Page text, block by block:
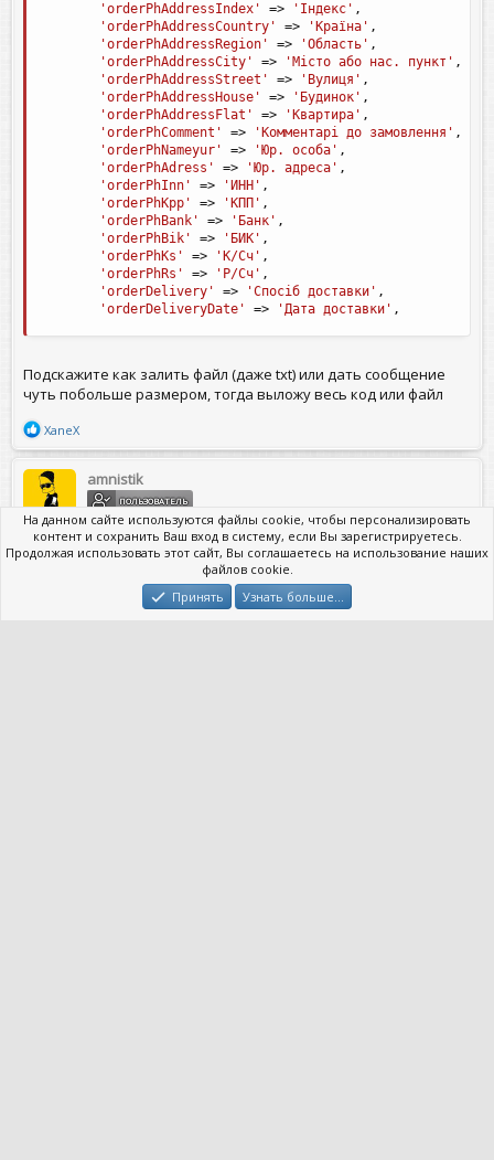
'orderPhAddressIndex'
=> 'Індекс' ,
'orderPhAddressCountry'
=> 'Країна' ,
'orderPhAddressRegion'
=> 'Область' ,
'orderPhAddressCity'
=> 'Місто або нас. пункт' ,
'orderPhAddressStreet'
=> 'Вулиця' ,
'orderPhAddressHouse'
=> 'Будинок' ,
'orderPhAddressFlat'
=> 'Квартира' ,
'orderPhComment'
=> 'Комментарі до замовлення' ,
'orderPhNameyur'
=> 'Юр. особа' ,
'orderPhAdress'
=> 'Юр. адреса' ,
'orderPhInn'
=> 'ИНН' ,
'orderPhKpp'
=> 'КПП' ,
'orderPhBank'
=> 'Банк' ,
'orderPhBik'
=> 'БИК' ,
'orderPhKs'
=> 'К/Сч' ,
'orderPhRs'
=> 'Р/Сч' ,
'orderDelivery'
=> 'Спосіб доставки' ,
'orderDeliveryDate'
=> 'Дата доставки' ,
Подскажите как залить файл (даже txt) или дать сообщение
чуть побольше размером, тогда выложу весь код или файл
Р
а
к
ц
и
и
:
XaneX
amnistik
ПОЛЬЗОВАТЕЛЬ
30 Май 2019 #2
Это переводилось через гугл переводчик?
На данном сайте используются файлы cookie, чтобы персонализировать
контент и сохранить Ваш вход в систему, если Вы зарегистрируетесь.
Продолжая использовать этот сайт, Вы соглашаетесь на использование наших
файлов cookie.
Принять
Узнать больше…